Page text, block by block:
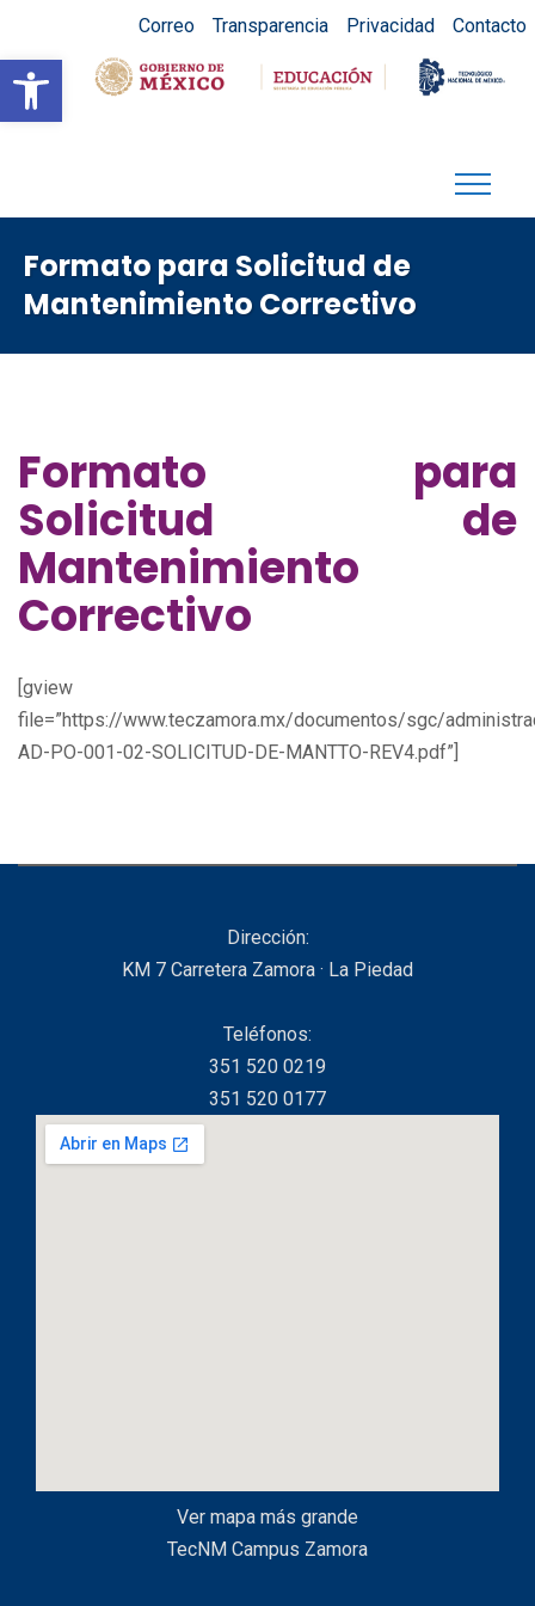
Abrir barra de herramientas
Correo Transparencia Privacidad Contacto
Formato para Solicitud de
Mantenimiento Correctivo
Formato para
Solicitud de
Mantenimiento
Correctivo
[gview
file=”https://www.teczamora.mx/documentos/sgc/
AD-PO-001-02-SOLICITUD-DE-MANTTO-REV4.pdf”]
Dirección:
KM 7 Carretera Zamora · La Piedad
Teléfonos:
351 520 0219
351 520 0177
Ver mapa más grande
TecNM Campus Zamora